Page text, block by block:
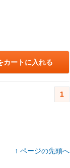
カートに入れる
1
↑ ページの先頭へ